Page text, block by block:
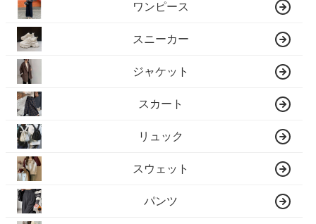
ワンピース
スニーカー
ジャケット
スカート
リュック
スウェット
パンツ